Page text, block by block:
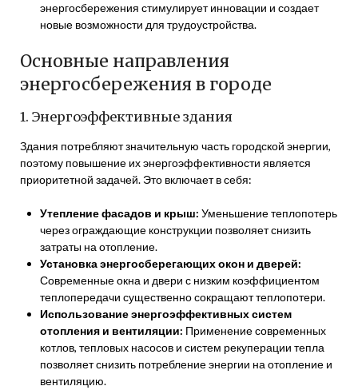
энергосбережения стимулирует инновации и создает
новые возможности для трудоустройства.
Основные направления
энергосбережения в городе
1. Энергоэффективные здания
Здания потребляют значительную часть городской энергии,
поэтому повышение их энергоэффективности является
приоритетной задачей. Это включает в себя:
Утепление фасадов и крыш: Уменьшение теплопотерь
через ограждающие конструкции позволяет снизить
затраты на отопление.
Установка энергосберегающих окон и дверей:
Современные окна и двери с низким коэффициентом
теплопередачи существенно сокращают теплопотери.
Использование энергоэффективных систем
отопления и вентиляции: Применение современных
котлов, тепловых насосов и систем рекуперации тепла
позволяет снизить потребление энергии на отопление и
вентиляцию.